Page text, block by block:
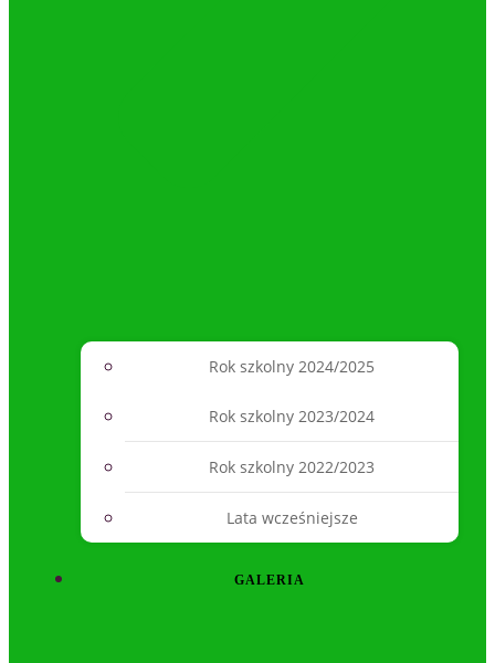
Rok szkolny 2024/2025
Rok szkolny 2023/2024
Rok szkolny 2022/2023
Lata wcześniejsze
GALERIA